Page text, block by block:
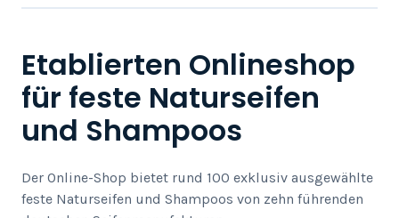
Etablierten Onlineshop
für feste Naturseifen
und Shampoos
Der Online-Shop bietet rund 100 exklusiv ausgewählte
feste Naturseifen und Shampoos von zehn führenden